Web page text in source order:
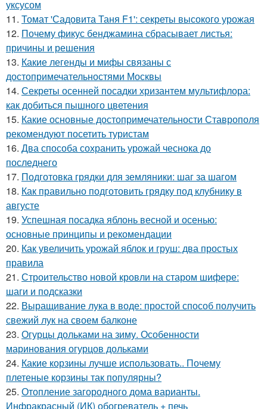
уксусом
11. Томат 'Садовита Таня F1': секреты высокого урожая
12. Почему фикус бенджамина сбрасывает листья:
причины и решения
13. Какие легенды и мифы связаны с
достопримечательностями Москвы
14. Секреты осенней посадки хризантем мультифлора:
как добиться пышного цветения
15. Какие основные достопримечательности Ставрополя
рекомендуют посетить туристам
16. Два способа сохранить урожай чеснока до
последнего
17. Подготовка грядки для земляники: шаг за шагом
18. Как правильно подготовить грядку под клубнику в
августе
19. Успешная посадка яблонь весной и осенью:
основные принципы и рекомендации
20. Как увеличить урожай яблок и груш: два простых
правила
21. Строительство новой кровли на старом шифере:
шаги и подсказки
22. Выращивание лука в воде: простой способ получить
свежий лук на своем балконе
23. Огурцы дольками на зиму. Особенности
маринования огурцов дольками
24. Какие корзины лучше использовать.. Почему
плетеные корзины так популярны?
25. Отопление загородного дома варианты.
Инфракрасный (ИК) обогреватель + печь